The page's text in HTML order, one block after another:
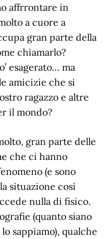
affrrontare in
a cuore a
gran parte della
chiamarlo?
esagerato… ma
amicizie che si
ragazzo e altre
il mondo?
gran parte delle
che ci hanno
(e sono
situazione così
nulla di fisico.
(quanto siano
sappiamo), qualche